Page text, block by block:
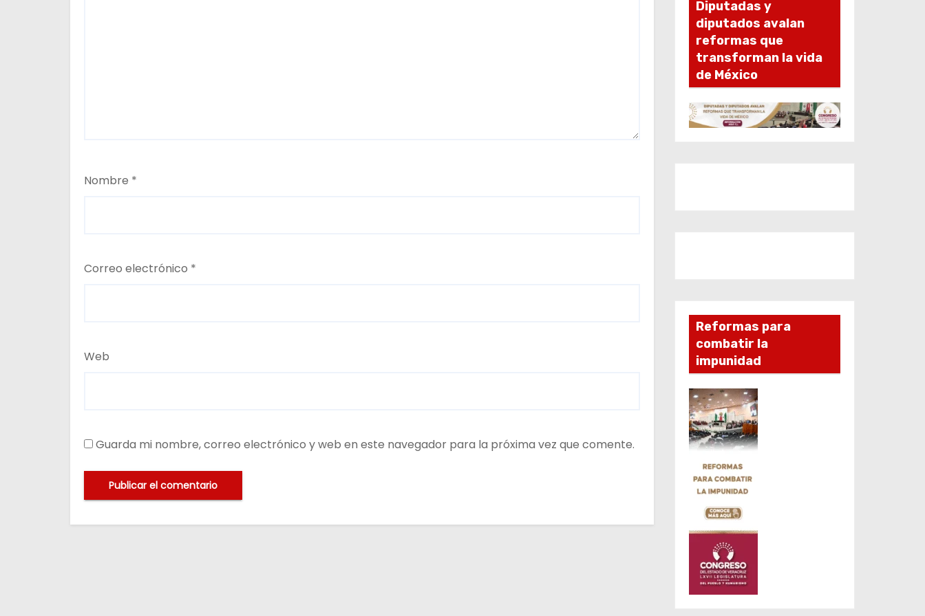
Nombre *
Correo electrónico *
Web
Guarda mi nombre, correo electrónico y web en este navegador para la próxima vez que comente.
Diputadas y
diputados avalan
reformas que
transforman la vida
de México
Reformas para
combatir la
impunidad